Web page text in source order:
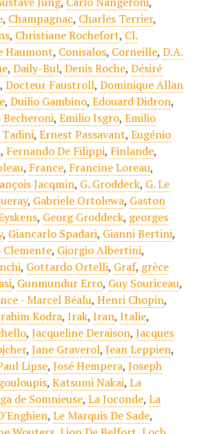
, Champagnac, Charles Terrier,
, Christiane Rochefort, Cl.
Haumont, Conisalos, Corneille, D.A.
, Daily-Bul, Denis Roche, Désiré
, Docteur Faustroll, Dominique Allan
, Duilio Gambino, Edouard Didron,
Becheroni, Emilio Isgro, Emilio
, Ernest Passavant, Eugénio
, Fernando De Filippi, Finlande,
, France, Francine Loreau,
Jacqmin, G. Groddeck, G. Le
, Gabriele Ortolewa, Gaston
, Georg Groddeck, georges
, Giancarlo Spadari, Gianni Bertini,
Clemente, Giorgio Albertini,
, Gottardo Ortelli, Graf, grèce
, Gunmundur Erro, Guy Souriceau,
- Marcel Béalu, Henri Chopin,
Kodra, Irak, Iran, Italie,
, Jacqueline Deraison, Jacques
, Jane Graverol, Jean Leppien,
Lipse, José Hempera, Joseph
, Katsumi Nakai, La
de Somnieuse, La Joconde, La
, Le Marquis De Sade,